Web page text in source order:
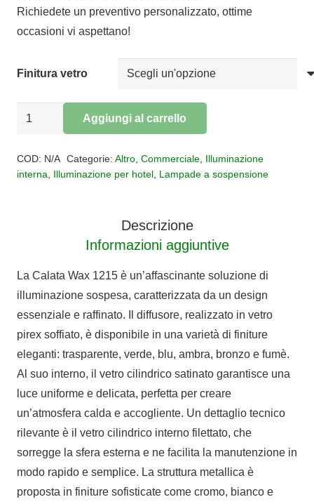
€131,00.€107,42.
Richiedete un preventivo personalizzato, ottime
occasioni vi aspettano!
Finitura vetro
SOSPENSIONE
LUCE
Aggiungi al carrello
COD: N/A Categorie: Altro, Commerciale, Illuminazione
interna
Illuminazione per hotel Lampade a sospensione
Descrizione
Informazioni aggiuntive
La Calata Wax 1215 è un’affascinante soluzione di
illuminazione sospesa, caratterizzata da un design
essenziale e raffinato. Il diffusore, realizzato in vetro
pirex soffiato, è disponibile in una varietà di finiture
eleganti: trasparente, verde, blu, ambra, bronzo e fumè.
Al suo interno, il vetro cilindrico satinato garantisce una
luce uniforme e delicata, perfetta per creare
un’atmosfera calda e accogliente. Un dettaglio tecnico
rilevante è il vetro cilindrico interno filettato, che
sorregge la sfera esterna e ne facilita la manutenzione in
modo rapido e semplice. La struttura metallica è
proposta in finiture sofisticate come cromo, bianco e